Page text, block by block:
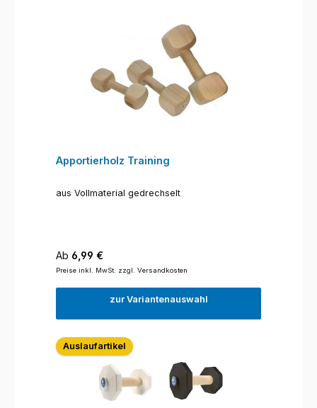
Apportierholz Training
aus Vollmaterial gedrechselt
Regulärer Preis:
Ab 6,99 €
Preise inkl. MwSt. zzgl. Versandkosten
zur Variantenauswahl
Auslaufartikel